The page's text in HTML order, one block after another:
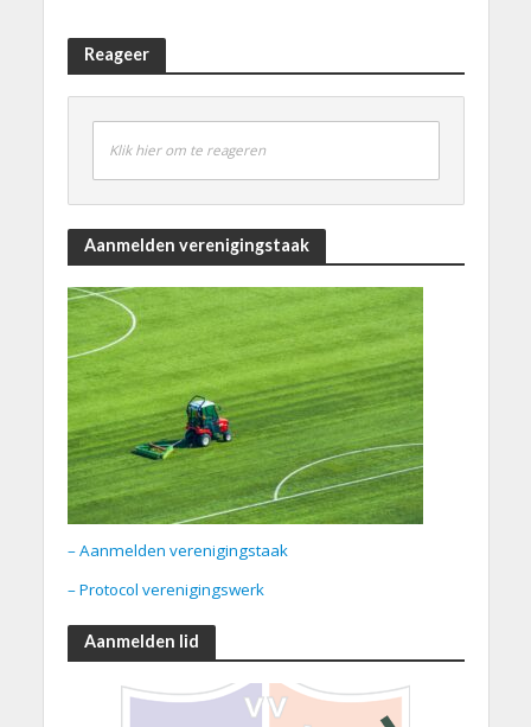
Reageer
Klik hier om te reageren
Aanmelden verenigingstaak
– Aanmelden verenigingstaak
– Protocol verenigingswerk
Aanmelden lid